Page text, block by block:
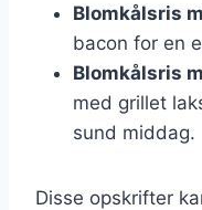
Blomkålsris
bacon for en
Blomkålsris
med grillet
sund middag.
Disse opskrifter